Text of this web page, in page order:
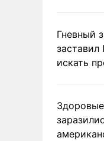
Гневный
заставил
искать